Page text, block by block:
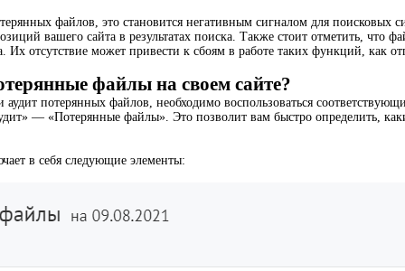
файлов, это становится негативным сигналом для поисковых
вашего сайта в результатах поиска. Также стоит отметить, что
Их отсутствие может привести к сбоям в работе таких функций, как
файлы на своем сайте?
аудит потерянных файлов, необходимо воспользоваться
— «Потерянные файлы». Это позволит вам быстро определить,
в себя следующие элементы: